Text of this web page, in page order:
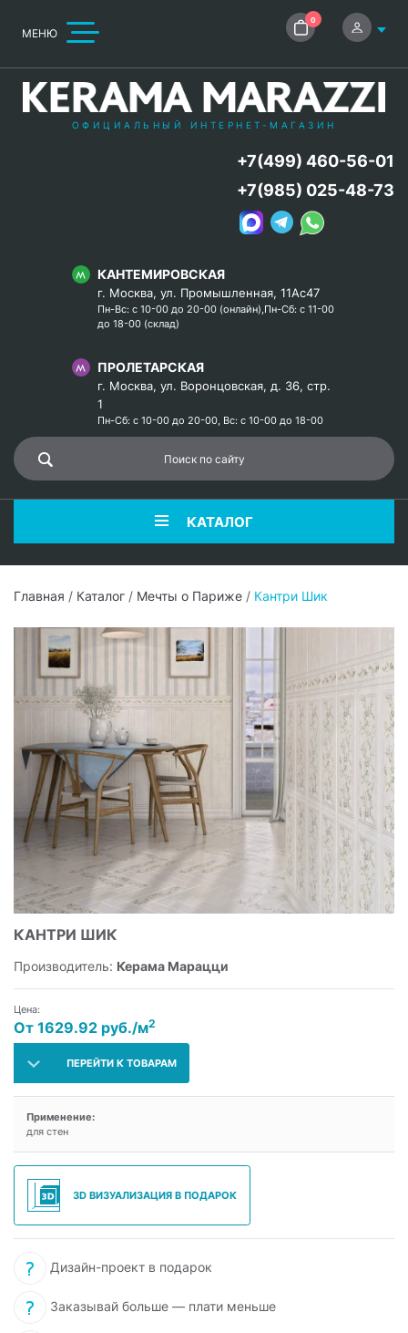
МЕНЮ
0
ОФИЦИАЛЬНЫЙ ИНТЕРНЕТ-МАГАЗИН
КАНТЕМИРОВСКАЯ
г. Москва, ул. Промышленная, 11Ас47
Пн-Вс: с 10-00 до 20-00 (онлайн),Пн-Сб: с 11-00
до 18-00 (склад)
ПРОЛЕТАРСКАЯ
г. Москва, ул. Воронцовская, д. 36, стр.
1
Пн-Сб: с 10-00 до 20-00, Вс: с 10-00 до 18-00
+7(499) 460-56-01
+7(985) 025-48-73
КАТАЛОГ
Главная / Каталог / Мечты о Париже / Кантри Шик
КАНТРИ ШИК
Производитель: Керама Марацци
Цена:
От 1629.92 руб./м2
ПЕРЕЙТИ К ТОВАРАМ
Применение:
для стен
3D ВИЗУАЛИЗАЦИЯ В ПОДАРОК
Дизайн-проект в подарок
Заказывай больше — плати меньше